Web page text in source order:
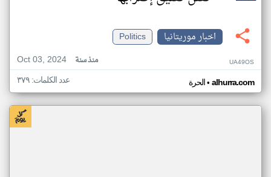
اخبار موريتانيا
Politics
Oct 03, 2024
منذ سنة UA49OS
الحرة• alhurra.com عدد الكلمات: ٣٧٩